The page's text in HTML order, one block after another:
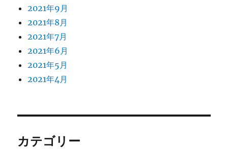
2021年9月
2021年8月
2021年7月
2021年6月
2021年5月
2021年4月
カテゴリー